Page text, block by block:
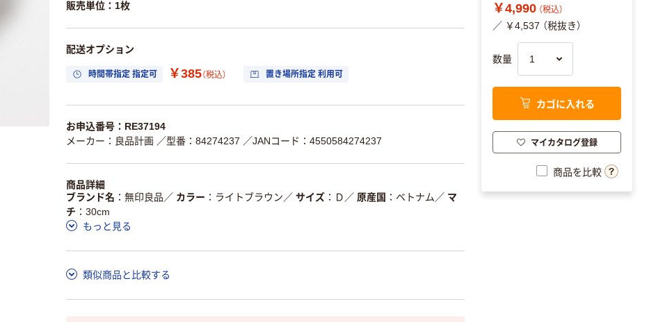
販売単位：1枚
配送オプション
時間帯指定 指定可 ￥385（税込） 置き場所指定 利用可
お申込番号：RE37194
メーカー：良品計画 ／型番：84274237 ／JANコード：4550584274237
商品詳細
ブランド名
無印良品 ／ カラー ライトブラウン ／ サイズ Ｄ ／ 原産国 ベトナム ／ マ
チ
30cm
もっと見る
類似商品と比較する
￥4,990 （税込）
／ ￥4,537 （税抜き）
数量
カゴに入れる
マイカタログ登録
商品を比較